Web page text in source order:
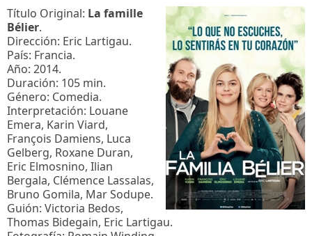
TC)
Título Original: La famille
Bélier.
Dirección: Eric Lartigau.
País: Francia.
Año: 2014.
Duración: 105 min.
Género: Comedia.
Interpretación: Louane
Emera, Karin Viard,
François Damiens, Luca
Gelberg, Roxane Duran,
Eric Elmosnino, Ilian
Bergala, Clémence Lassalas,
Bruno Gomila, Mar Sodupe.
Guión: Victoria Bedos,
Thomas Bidegain, Eric Lartigau.